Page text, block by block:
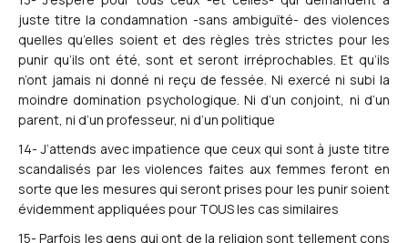
juste titre la condamnation -sans ambiguïté- des violences
quelles qu’elles soient et des règles très strictes pour les
punir qu’ils ont été, sont et seront irréprochables. Et qu’ils
n’ont jamais ni donné ni reçu de fessée. Ni exercé ni subi la
moindre domination psychologique. Ni d’un conjoint, ni d’un
parent, ni d’un professeur, ni d’un politique
14- J’attends avec impatience que ceux qui sont à juste titre
scandalisés par les violences faites aux femmes feront en
sorte que les mesures qui seront prises pour les punir soient
évidemment appliquées pour TOUS les cas similaires
15- Parfois les gens qui ont de la religion sont tellement cons